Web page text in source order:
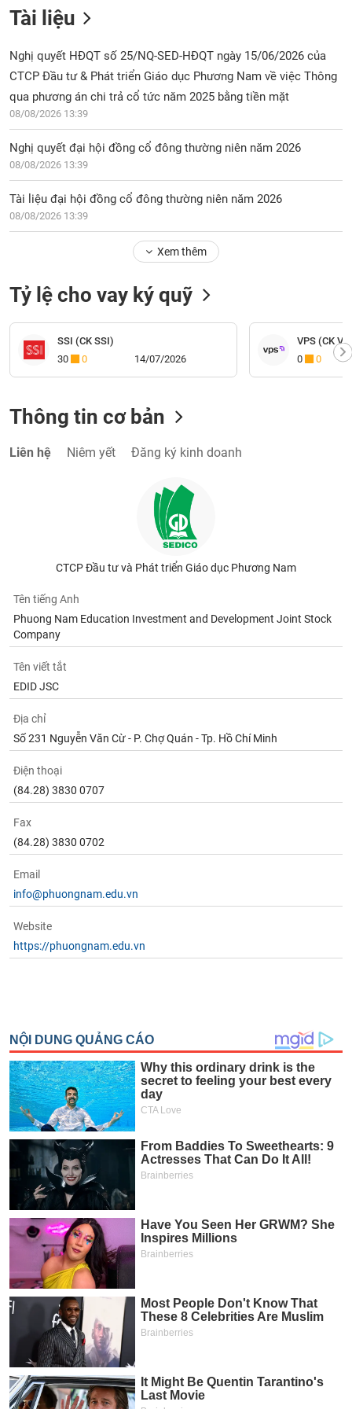
Tài liệu
Nghị quyết HĐQT số 25/NQ-SED-HĐQT ngày 15/06/2026 của
CTCP Đầu tư & Phát triển Giáo dục Phương Nam về việc Thông
qua phương án chi trả cổ tức năm 2025 bằng tiền mặt
08/08/2026 13:39
Nghị quyết đại hội đồng cổ đông thường niên năm 2026
08/08/2026 13:39
Tài liệu đại hội đồng cổ đông thường niên năm 2026
08/08/2026 13:39
Xem thêm
Tỷ lệ cho vay ký quỹ
SSI (CK SSI)
30
0 14/07/2026
VPS (CK
0
0
Thông tin cơ bản
Liên hệ Niêm yết Đăng ký kinh doanh
CTCP Đầu tư và Phát triển Giáo dục Phương Nam
Tên tiếng Anh
Phuong Nam Education Investment and Development Joint Stock
Company
Tên viết tắt
EDID JSC
Địa chỉ
Số 231 Nguyễn Văn Cừ - P. Chợ Quán - Tp. Hồ Chí Minh
Điện thoại
(84.28) 3830 0707
Fax
(84.28) 3830 0702
Email
info@phuongnam.edu.vn
Website
https://phuongnam.edu.vn